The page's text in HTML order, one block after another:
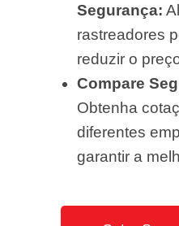
Segurança:
rastreadores
reduzir o
Compare
Obtenha
diferentes
garantir a